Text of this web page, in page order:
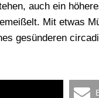
auch ein
Mit etwas
gesünderen